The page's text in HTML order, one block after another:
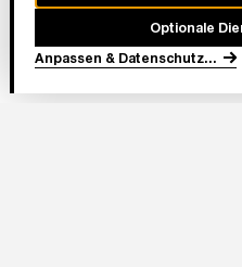
Optionale
Anpassen & Datenschutz...